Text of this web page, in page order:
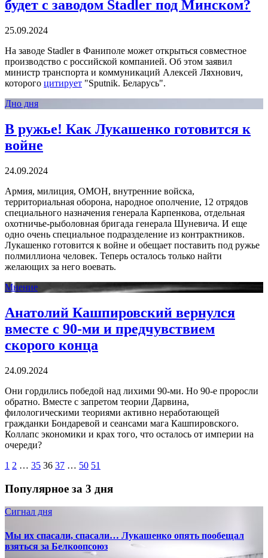
будет с заводом Stadler под Минском?
25.09.2024
На заводе Stadler в Фаниполе может открыться совместное
производство с российской компанией. Об этом заявил
министр транспорта и коммуникаций Алексей Ляхнович,
которого цитирует "Sputnik. Беларусь".
Дно дня
В ружье! Как Лукашенко готовится к
войне
24.09.2024
Армия, милиция, ОМОН, внутренние войска,
территориальная оборона, народное ополчение, 12 отрядов
специального назначения генерала Карпенкова, отдельная
охотничье-рыболовная бригада генерала Шуневича. И еще
одно очень специальное подразделение из контрактников.
Лукашенко готовится к войне и обещает поставить под ружье
полмиллиона человек. Теперь осталось только найти
желающих за него воевать.
Мнение
Анатолий Кашпировский вернулся
вместе с 90-ми и предчувствием
скорого конца
24.09.2024
Они гордились победой над лихими 90-ми. Но 90-е проросли
обратно. Вместе с запретом теории Дарвина,
филологическими теориями активно неработающей
гражданки Бондаревой и сеансами мага Кашпировского.
Коллапс экономики и крах того, что осталось от империи на
очереди?
1 2 … 35 36 37 … 50 51
Популярное за 3 дня
Сигнал дня
Мы их спасали, спасали… Лукашенко опять пообещал
взяться за Белкоопсоюз